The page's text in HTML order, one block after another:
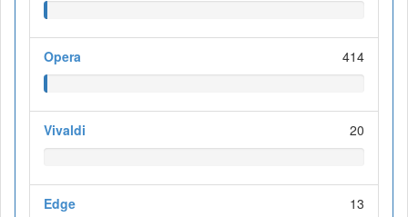
Opera 414
Vivaldi 20
Edge 13